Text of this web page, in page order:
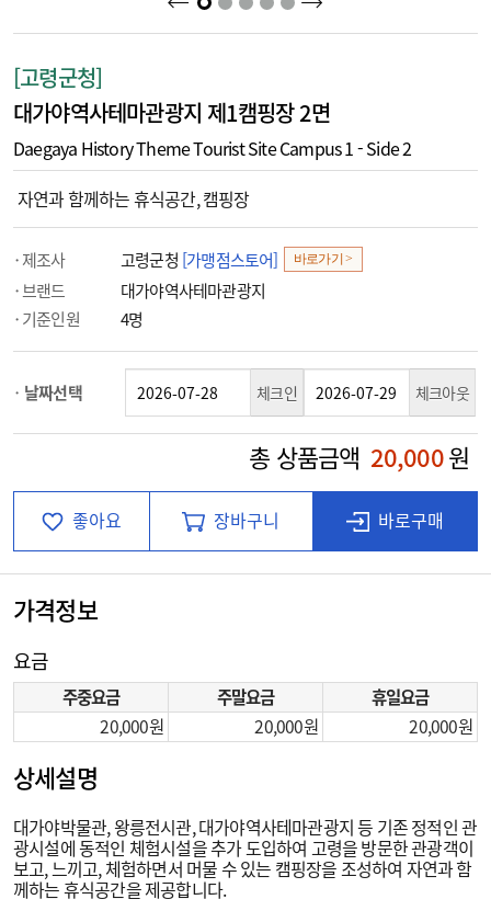
2 3 4 5
[고령군청]
대가야역사테마관광지 제1캠핑장 2면
Daegaya History Theme Tourist Site Campus 1 - Side 2
자연과 함께하는 휴식공간, 캠핑장
제조사 고령군청 [가맹점스토어] 바로가기 >
브랜드
대가야역사테마관광지
기준인원
4명
날짜선택 체크인 체크아웃
총 상품금액 20,000원
좋아요 장바구니 바로구매
가격정보
요금
주중요금 주말요금
휴일요금
20,000
20,000 20,000
상세설명
대가야박물관, 왕릉전시관, 대가야역사테마관광지 등 기존 정적인 관
광시설에 동적인 체험시설을 추가 도입하여 고령을 방문한 관광객이
보고, 느끼고, 체험하면서 머물 수 있는 캠핑장을 조성하여 자연과 함
께하는 휴식공간을 제공합니다.